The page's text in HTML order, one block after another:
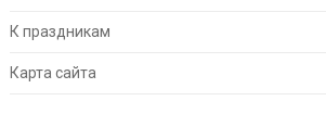
К праздникам
Карта сайта